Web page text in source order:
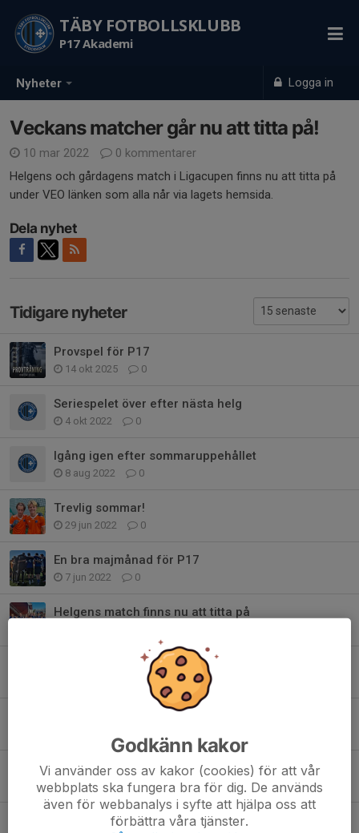
Nyheter Logga in
TÄBY FOTBOLLSKLUBB
P17 Akademi
Veckans matcher går nu att titta på!
10 mar 2022
0 kommentarer
Helgens och gårdagens match i Ligacupen finns nu att titta på
under VEO länken som alla når via lagets hemsida.
Dela nyhet
Tidigare nyheter
Provspel för P17
14 okt 2025 0
Seriespelet över efter nästa helg
4 okt 2022 0
Igång igen efter sommaruppehållet
8 aug 2022 0
Trevlig sommar!
29 jun 2022 0
En bra majmånad för P17
7 jun 2022 0
Helgens match finns nu att titta på
Fortsatta träningar på Vikingavallen under v.18
Normallunken under våren har infunnit sig
Helgens match finns nu publicerad på VEO
28 mar 2022 0
Ligacupen 2022 färdigspelad
Godkänn kakor
Vi använder oss av kakor (cookies) för att vår
webbplats ska fungera bra för dig. De används
även för webbanalys i syfte att hjälpa oss att
förbättra våra tjänster.